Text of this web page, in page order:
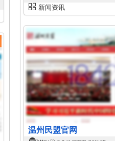
新闻资讯
温州民盟官网